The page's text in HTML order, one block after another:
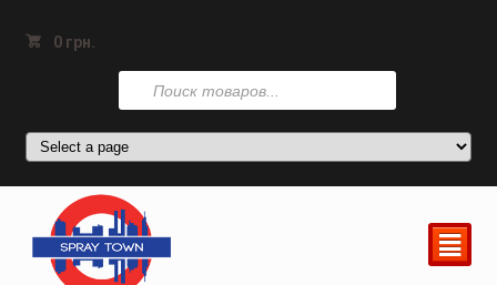
0 грн.
Поиск
товаров
²